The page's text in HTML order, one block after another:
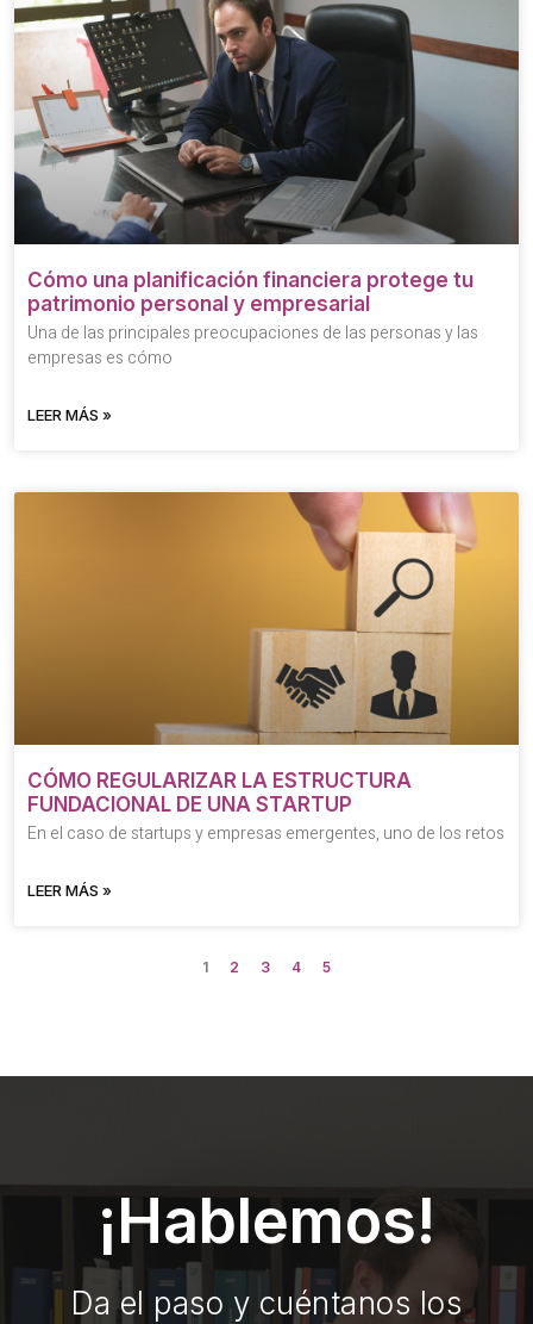
Cómo una planificación financiera protege tu
patrimonio personal y empresarial
Una de las principales preocupaciones de las personas y las
empresas es cómo
LEER MÁS »
CÓMO REGULARIZAR LA ESTRUCTURA
FUNDACIONAL DE UNA STARTUP
En el caso de startups y empresas emergentes, uno de los retos
LEER MÁS »
1 2 3 4 5
¡Hablemos!
Da el paso y cuéntanos los